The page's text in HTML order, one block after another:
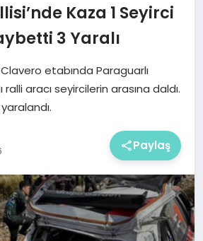
Kaza 1 Seyirci
3 Yaralı
etabında Paraguarlı
ralli aracı seyircilerin arasına daldı.
Paylaş